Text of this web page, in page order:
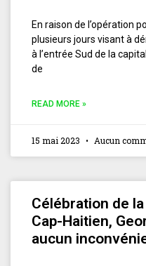
En raison de l’opération
plusieurs jours visant à
à l’entrée Sud de la
de
READ MORE »
15 mai 2023 Aucun
Célébration de
Cap-Haitien,
aucun